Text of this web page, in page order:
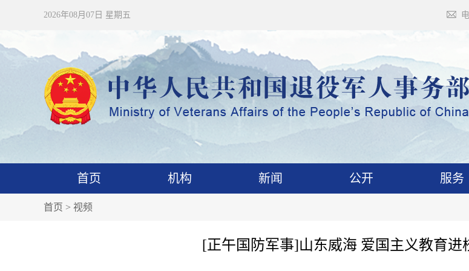
2026年08月07日 星期五
首页 机构 新闻 公开 服务
首页 > 视频
[正午国防军事]山东威海 爱国主义教育进